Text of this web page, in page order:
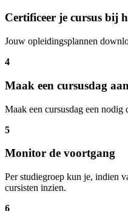
Certificeer je cursus bij
Jouw opleidingsplannen
4
Maak een cursusdag aan
Maak een cursusdag een nodig
5
Monitor de voortgang
Per studiegroep kun je, indien
cursisten inzien.
6